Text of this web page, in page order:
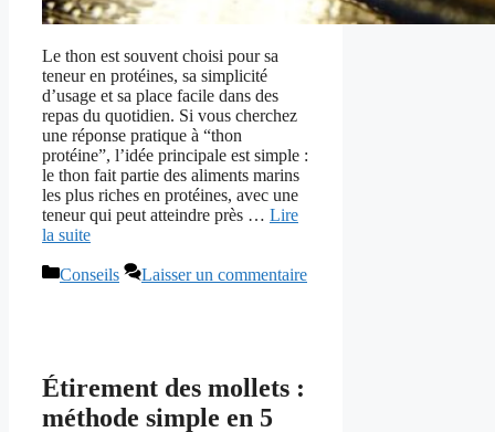
Le thon est souvent choisi pour sa
teneur en protéines, sa simplicité
d’usage et sa place facile dans des
repas du quotidien. Si vous cherchez
une réponse pratique à “thon
protéine”, l’idée principale est simple :
le thon fait partie des aliments marins
les plus riches en protéines, avec une
teneur qui peut atteindre près … Lire
la suite
Catégories
Conseils Laisser un commentaire
Étirement des mollets :
méthode simple en 5